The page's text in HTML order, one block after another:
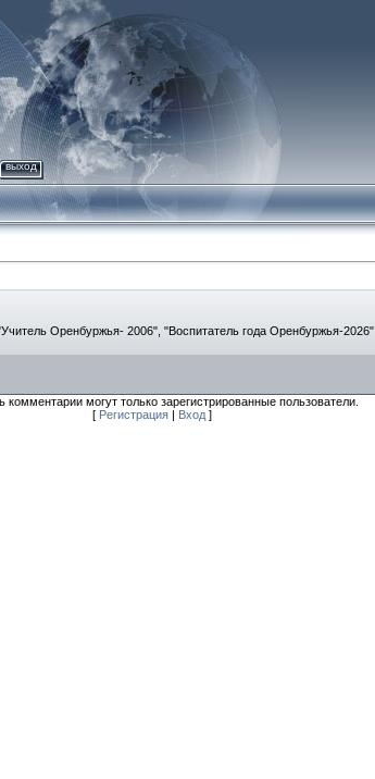
выход
Оренбуржья- 2006", "Воспитатель года Оренбуржья-2026"
комментарии могут только зарегистрированные пользователи.
[ Регистрация | Вход ]